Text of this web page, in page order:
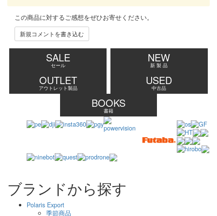
この商品に対するご感想をぜひお寄せください。
新規コメントを書き込む
SALE
セール
NEW
新 製 品
OUTLET
アウトレット製品
USED
中古品
BOOKS
書籍
ブランドから探す
Polaris Export
季節商品